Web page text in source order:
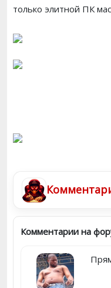
только элитной ПК
Комментарии на